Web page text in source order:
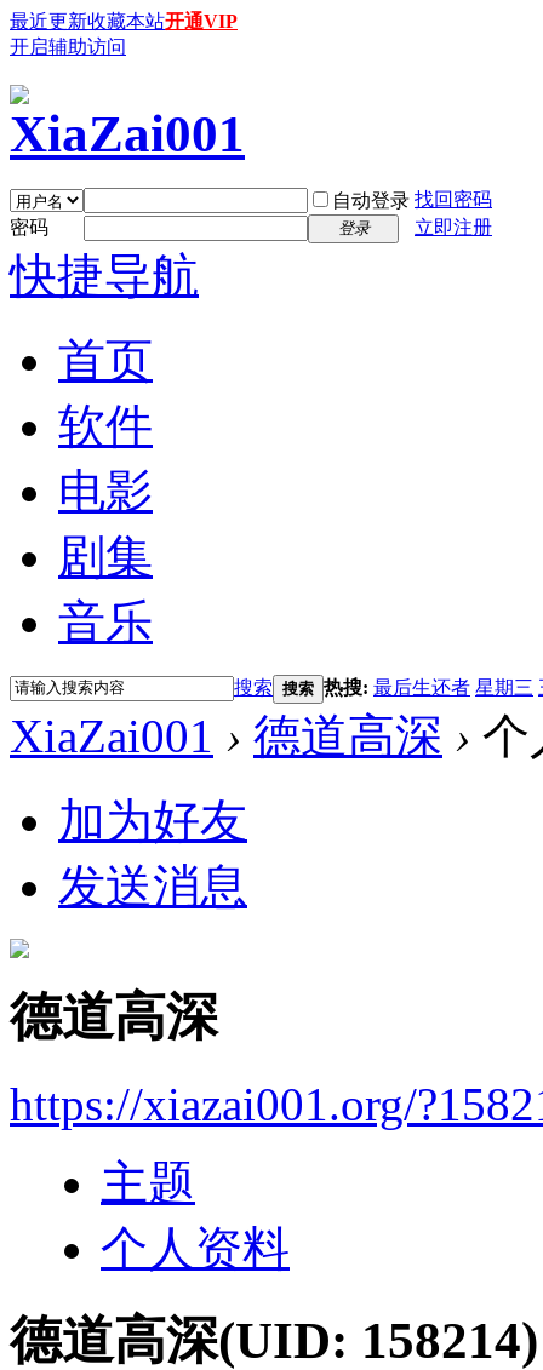
最近更新收藏本站开通VIP
开启辅助访问
自动登录 找回密码
密码
登录 立即注册
快捷导航
首页
软件
电影
剧集
音乐
搜索 搜索 热搜: 最后生还者 星期三
XiaZai001 › 德道高深 › 个
加为好友
发送消息
德道高深
https://xiazai001.org/
主题
个人资料
德道高深(UID: 158214)